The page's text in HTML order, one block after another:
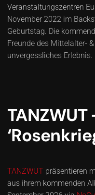
Veranstaltungszentren
November 2022 im
Geburtstag. Die
Freunde des Mittelalter-
unvergessliches Erlebnis.
TANZWUT präsentieren
aus ihrem kommenden